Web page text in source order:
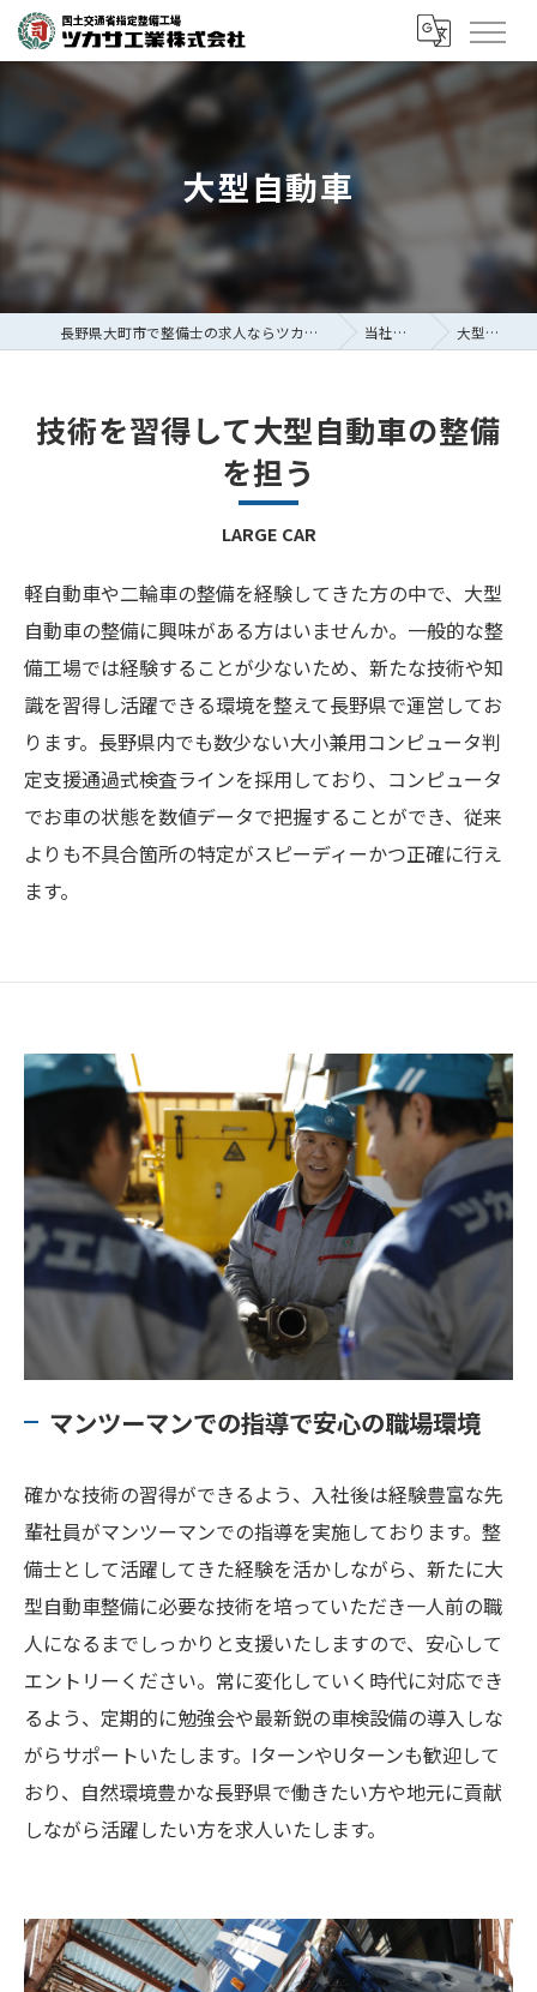
大型自動車
長野県大町市で整備士の求人ならツカサ工業株式会社 当社を知る 大型自動車
技術を習得して大型自動車の整備
を担う
LARGE CAR
軽自動車や二輪車の整備を経験してきた方の中で、大型
自動車の整備に興味がある方はいませんか。一般的な整
備工場では経験することが少ないため、新たな技術や知
識を習得し活躍できる環境を整えて長野県で運営してお
ります。長野県内でも数少ない大小兼用コンピュータ判
定支援通過式検査ラインを採用しており、コンピュータ
でお車の状態を数値データで把握することができ、従来
よりも不具合箇所の特定がスピーディーかつ正確に行え
ます。
マンツーマンでの指導で安心の職場環境
確かな技術の習得ができるよう、入社後は経験豊富な先
輩社員がマンツーマンでの指導を実施しております。整
備士として活躍してきた経験を活かしながら、新たに大
型自動車整備に必要な技術を培っていただき一人前の職
人になるまでしっかりと支援いたしますので、安心して
エントリーください。常に変化していく時代に対応でき
るよう、定期的に勉強会や最新鋭の車検設備の導入しな
がらサポートいたします。IターンやUターンも歓迎して
おり、自然環境豊かな長野県で働きたい方や地元に貢献
しながら活躍したい方を求人いたします。